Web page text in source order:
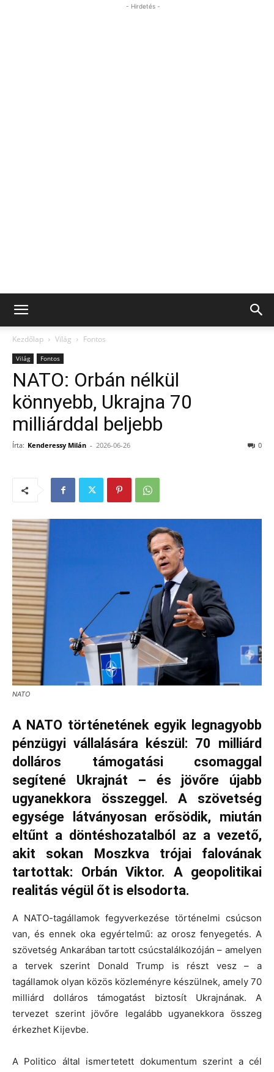
- Hirdetés -
Kezdőlap Világ Fontos
Világ Fontos
NATO: Orbán nélkül
könnyebb, Ukrajna 70
milliárddal beljebb
Írta: Kenderessy Milán - 2026-06-26 0
NATO
A NATO történetének egyik legnagyobb
pénzügyi vállalására készül: 70 milliárd
dolláros támogatási csomaggal
segítené Ukrajnát – és jövőre újabb
ugyanekkora összeggel. A szövetség
egysége látványosan erősödik, miután
eltűnt a döntéshozatalból az a vezető,
akit sokan Moszkva trójai falovának
tartottak: Orbán Viktor. A geopolitikai
realitás végül őt is elsodorta.
A NATO-tagállamok fegyverkezése történelmi csúcson
van, és ennek oka egyértelmű: az orosz fenyegetés. A
szövetség Ankarában tartott csúcstalálkozóján – amelyen
a tervek szerint Donald Trump is részt vesz – a
tagállamok olyan közös közleményre készülnek, amely 70
milliárd dolláros támogatást biztosít Ukrajnának. A
tervezet szerint jövőre legalább ugyanekkora összeg
érkezhet Kijevbe.
A Politico által ismertetett dokumentum szerint a cél